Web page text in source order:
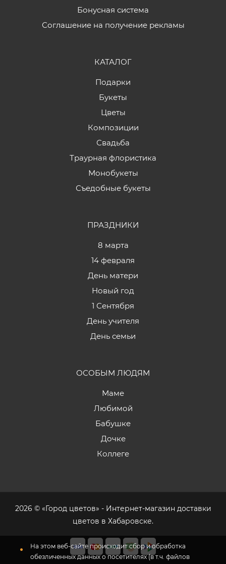
На этом веб-сайте происходит сбор и обработка
обезличенных данных о посетителях (в т.ч. файлов
Бонусная система
Соглашение на получение рекламы
КАТАЛОГ
Подарки
Букеты
Цветы
Композиции
Свадьба
Траурная флористика
Монобукеты
Съедобные букеты
ПРАЗДНИКИ
8 марта
14 февраля
День матери
Новый год
1 Сентября
День учителя
День семьи
ОСОБЫМ ЛЮДЯМ
Маме
Любимой
Бабушке
Дочке
Коллеге
2026 © «Город цветов» - Интернет-магазин доставки
цветов в Хабаровске.